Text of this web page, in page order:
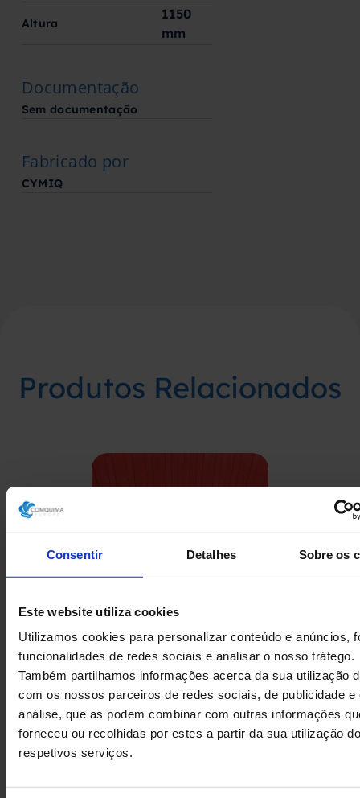
Consentir Detalhes Sobre os
Este website utiliza cookies
Utilizamos cookies para personalizar conteúdo e anúncios,
funcionalidades de redes sociais e analisar o nosso tráfego.
Também partilhamos informações acerca da sua utilização
com os nossos parceiros de redes sociais, de publicidade e
análise, que as podem combinar com outras informações
forneceu ou recolhidas por estes a partir da sua utilização
respetivos serviços.
Altura
1150
mm
Documentação
Sem documentação
Fabricado por
CYMIQ
Produtos Relacionados
FECHO SIFÓNICO AÇO
INOXIDÁVEL
SIFÃO